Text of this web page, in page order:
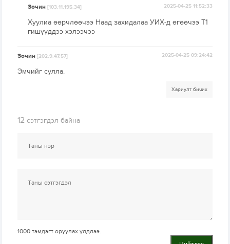
Зочин[103.11.195.34] 2025-04-25 11:52:33
Хуулиа өөрчлөөчээ Наад захидалаа УИХ-д өгөөчээ Т1
гишүүддээ хэлээчээ
Зочин[202.9.47.57] 2025-04-25 09:24:42
Эмчийг сулла.
Хариулт бичих
12 сэтгэгдэл байна
1000 тэмдэгт оруулах үлдлээ.